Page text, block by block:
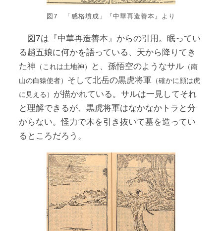
図7 「感格墳成」『中華再造善本』より
図7は『中華再造善本』からの引用。眠ってい
る趙五娘に何かを語っている、天から降りてき
た神 （これは土地神） と、孫悟空のようなサル （南
山の白猿使者） そして北岳の黒虎将軍 （確かに顔は虎
に見える） が描かれている。サルは一見してそれ
と理解できるが、黒虎将軍はなかなかトラと分
からない。怪力で木を引き抜いて墓を造ってい
るところだろう。